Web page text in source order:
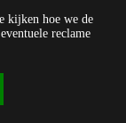
kijken hoe we de
reclame